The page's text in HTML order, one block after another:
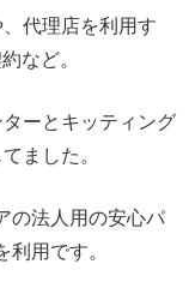
代理店を利用す
など。
ーとキッティング
ました。
の法人用の安心パ
用です。